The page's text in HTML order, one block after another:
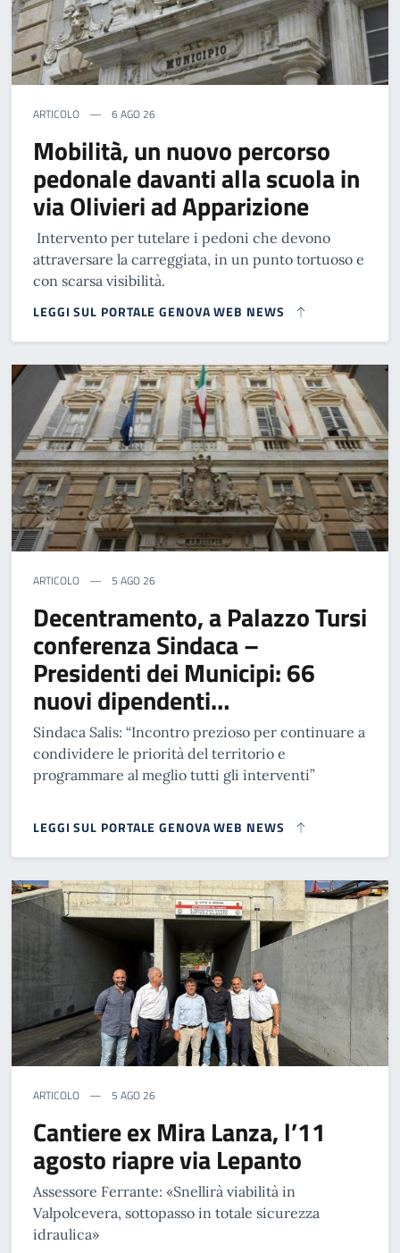
ARTICOLO 6 AGO 26
Mobilità, un nuovo percorso
pedonale davanti alla scuola in
via Olivieri ad Apparizione
Intervento per tutelare i pedoni che devono
attraversare la carreggiata, in un punto tortuoso e
con scarsa visibilità.
LEGGI SUL PORTALE GENOVA WEB NEWS
ARTICOLO 5 AGO 26
Decentramento, a Palazzo Tursi
conferenza Sindaca –
Presidenti dei Municipi: 66
nuovi dipendenti…
Sindaca Salis: “Incontro prezioso per continuare a
condividere le priorità del territorio e
programmare al meglio tutti gli interventi”
LEGGI SUL PORTALE GENOVA WEB NEWS
ARTICOLO 5 AGO 26
Cantiere ex Mira Lanza, l’11
agosto riapre via Lepanto
Assessore Ferrante: «Snellirà viabilità in
Valpolcevera, sottopasso in totale sicurezza
idraulica»